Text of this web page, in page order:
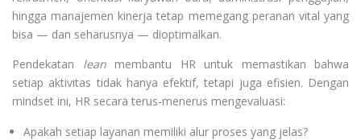
hingga manajemen kinerja tetap memegang peranan vital yang
bisa — dan seharusnya — dioptimalkan.
Pendekatan leanmembantu HR untuk memastikan bahwa
setiap aktivitas tidak hanya efektif, tetapi juga efisien. Dengan
mindset ini, HR secara terus-menerus mengevaluasi:
Apakah setiap layanan memiliki alur proses yang jelas?